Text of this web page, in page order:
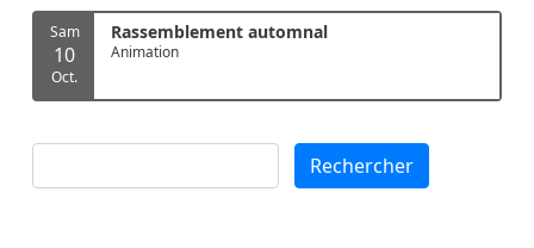
Sam
10
Oct.
Rassemblement automnal
Animation
Rechercher Rechercher